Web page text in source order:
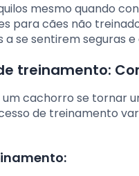
mesmo quando
para cães não
a se sentirem seguras
treinamento:
cachorro se tornar
de treinamento